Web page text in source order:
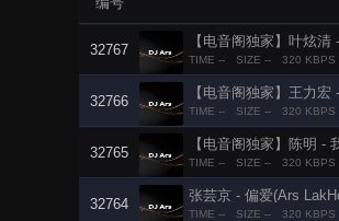
32767
【电音阁独家】叶炫
TIME -- SIZE -- 320 KBPS
32766
【电音阁独家】王力
TIME -- SIZE -- 320 KBPS
32765
【电音阁独家】陈明 -
TIME -- SIZE -- 320 KBPS
32764
张芸京 - 偏爱(Ars
TIME -- SIZE -- 320 KBPS